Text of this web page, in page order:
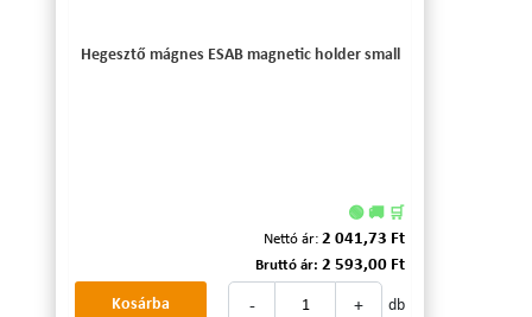
Hegesztő mágnes ESAB magnetic holder small
🟢 🚚 🛒
Nettó ár: 2 041,73 Ft
Bruttó ár: 2 593,00 Ft
- + db
Kosárba